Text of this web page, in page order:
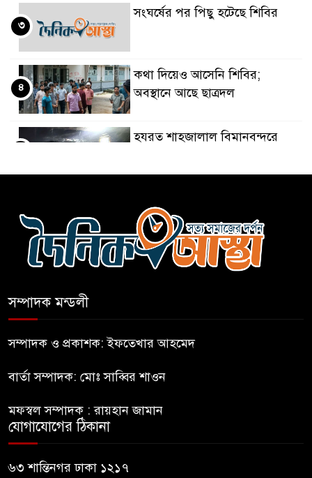
সংঘর্ষের পর পিছু হটেছে শিবির
৩
কথা দিয়েও আসেনি শিবির;
অবস্থানে আছে ছাত্রদল
৪
হযরত শাহজালাল বিমানবন্দরে
কিশোর
৬
ভারত থেকে আসছে ২ দশমিক ৩
অভাব
বহিষ্কৃত জামাত নেতার কর্মীরা যোগ
দিলেন বিএনপিতে
সম্পাদক মন্ডলী
সম্পাদক ও প্রকাশক: ইফতেখার আহমেদ
বার্তা সম্পাদক: মোঃ সাব্বির শাওন
মফস্বল সম্পাদক : রায়হান জামান
যোগাযোগের ঠিকানা
৬৩ শান্তিনগর ঢাকা ১২১৭